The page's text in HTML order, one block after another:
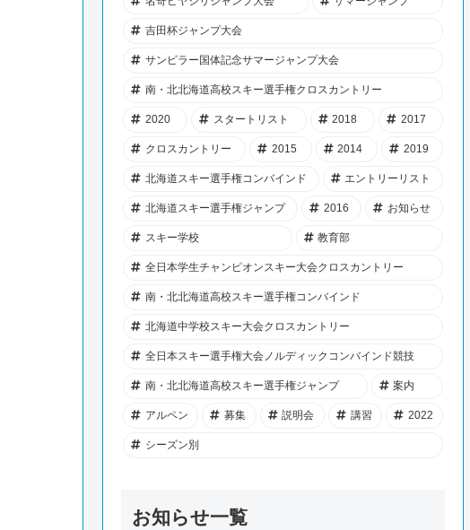
吉田杯ジャンプ大会
サンピラー国体記念サマージャンプ大会
南・北北海道高校スキー選手権クロスカントリー
2020 スタートリスト 2018 2017
クロスカントリー 2015 2014 2019
北海道スキー選手権コンバインド エントリーリスト
北海道スキー選手権ジャンプ 2016 お知らせ
スキー学校 教育部
全日本学生チャンピオンスキー大会クロスカントリー
南・北北海道高校スキー選手権コンバインド
北海道中学校スキー大会クロスカントリー
全日本スキー選手権大会ノルディックコンバインド競技
南・北北海道高校スキー選手権ジャンプ 案内
アルペン 募集 説明会 講習 2022
シーズン別
お知らせ一覧